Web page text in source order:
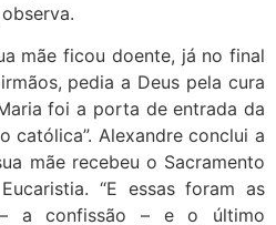
mãe ficou doente, já no final
pedia a Deus pela cura
foi a porta de entrada da
católica”. Alexandre conclui a
mãe recebeu o Sacramento
“E essas foram as
– a confissão – e o último